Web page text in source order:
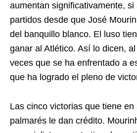
aumentan significativamente,
partidos desde que José
del banquillo blanco. El luso
ganar al Atlético. Así lo dicen,
veces que se ha enfrentado a
que ha logrado el pleno de
Las cinco victorias que tiene en
palmarés le dan crédito.